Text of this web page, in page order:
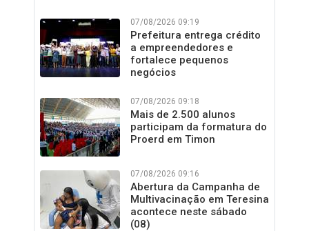
07/08/2026 09:19
Prefeitura entrega crédito
a empreendedores e
fortalece pequenos
negócios
07/08/2026 09:18
Mais de 2.500 alunos
participam da formatura do
Proerd em Timon
07/08/2026 09:16
Abertura da Campanha de
Multivacinação em Teresina
acontece neste sábado
(08)